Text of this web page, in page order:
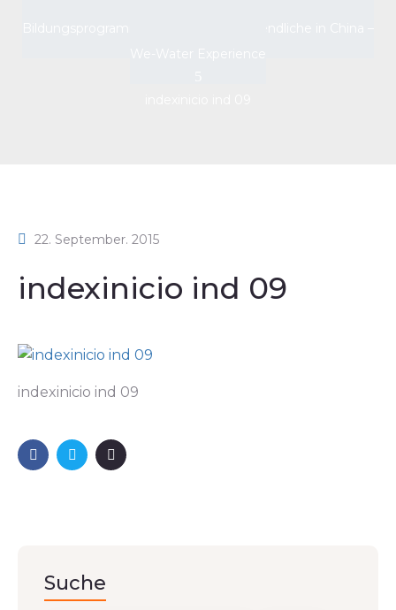
22. September. 2015
indexinicio ind 09
indexinicio ind 09
Suche